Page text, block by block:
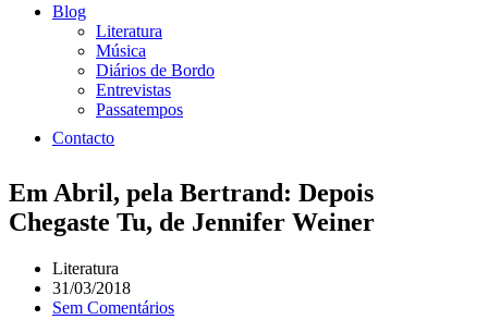
Blog
Literatura
Música
Diários de Bordo
Entrevistas
Passatempos
Contacto
Em Abril, pela Bertrand: Depois
Chegaste Tu, de Jennifer Weiner
Literatura
31/03/2018
Sem Comentários